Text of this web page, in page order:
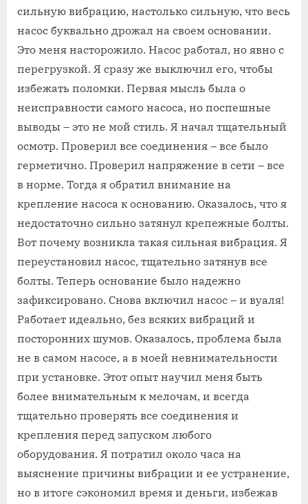
сильную вибрацию, настолько сильную, что весь
насос буквально дрожал на своем основании.
Это меня насторожило. Насос работал, но явно с
перегрузкой. Я сразу же выключил его, чтобы
избежать поломки. Первая мысль была о
неисправности самого насоса, но поспешные
выводы – это не мой стиль. Я начал тщательный
осмотр. Проверил все соединения – все было
герметично. Проверил напряжение в сети – все
в норме. Тогда я обратил внимание на
крепление насоса к основанию. Оказалось, что я
недостаточно сильно затянул крепежные болты.
Вот почему возникла такая сильная вибрация. Я
переустановил насос, тщательно затянув все
болты. Теперь основание было надежно
зафиксировано. Снова включил насос – и вуаля!
Работает идеально, без всяких вибраций и
посторонних шумов. Оказалось, проблема была
не в самом насосе, а в моей невнимательности
при установке. Этот опыт научил меня быть
более внимательным к мелочам, и всегда
тщательно проверять все соединения и
крепления перед запуском любого
оборудования. Я потратил около часа на
выяснение причины вибрации и ее устранение,
но в итоге сэкономил время и деньги, избежав